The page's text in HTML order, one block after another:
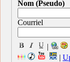
Nom (Pseudo)
Courriel
|
|